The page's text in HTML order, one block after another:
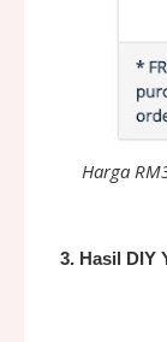
Harga
3. Hasil DIY